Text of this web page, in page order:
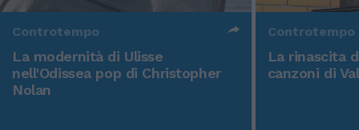
Controtempo
La modernità di Ulisse
nell'Odissea pop di Christopher
Nolan
Controtempo
La rinascita
canzoni di